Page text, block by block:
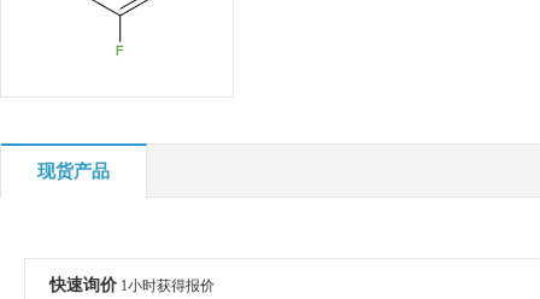
现货产品
快速询价 1小时获得报价